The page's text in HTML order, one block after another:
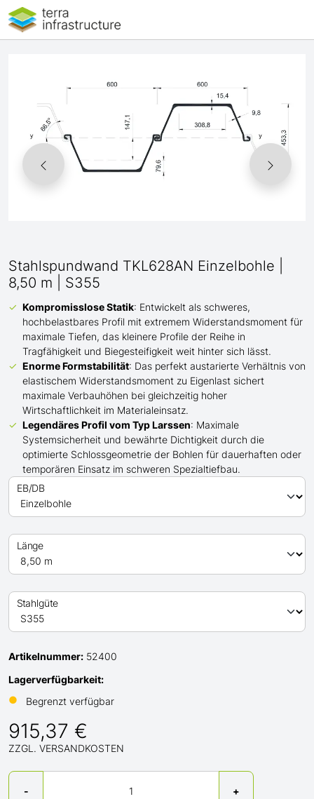
Stahlspundwand TKL628AN Einzelbohle |
8,50 m | S355
Kompromisslose Statik: Entwickelt als schweres,
hochbelastbares Profil mit extremem Widerstandsmoment für
maximale Tiefen, das kleinere Profile der Reihe in
Tragfähigkeit und Biegesteifigkeit weit hinter sich lässt.
Enorme Formstabilität: Das perfekt austarierte Verhältnis von
elastischem Widerstandsmoment zu Eigenlast sichert
maximale Verbauhöhen bei gleichzeitig hoher
Wirtschaftlichkeit im Materialeinsatz.
Legendäres Profil vom Typ Larssen: Maximale
Systemsicherheit und bewährte Dichtigkeit durch die
optimierte Schlossgeometrie der Bohlen für dauerhaften oder
temporären Einsatz im schweren Spezialtiefbau.
EB/DB
Länge
Stahlgüte
Artikelnummer: 52400
Lagerverfügbarkeit:
●
Begrenzt verfügbar
915,37 €
ZZGL. VERSANDKOSTEN
-
Menge
+